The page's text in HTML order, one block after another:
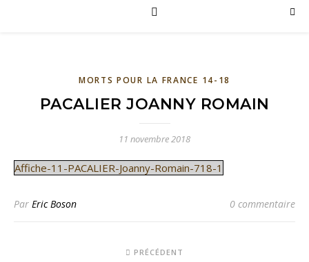
MORTS POUR LA FRANCE 14-18
PACALIER JOANNY ROMAIN
11 novembre 2018
Affiche-11-PACALIER-Joanny-Romain-718-1
Par Eric Boson 0 commentaire
PRÉCÉDENT